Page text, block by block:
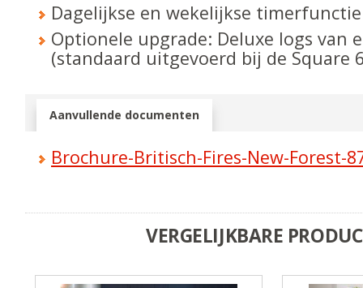
Dagelijkse en wekelijkse timerfunctie
Optionele upgrade: Deluxe logs van
(standaard uitgevoerd bij de Square
Aanvullende documenten
Brochure-Britisch-Fires-New-Forest-
VERGELIJKBARE